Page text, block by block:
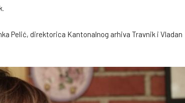
Pelić, direktorica Kantonalnog arhiva Travnik i Vladan